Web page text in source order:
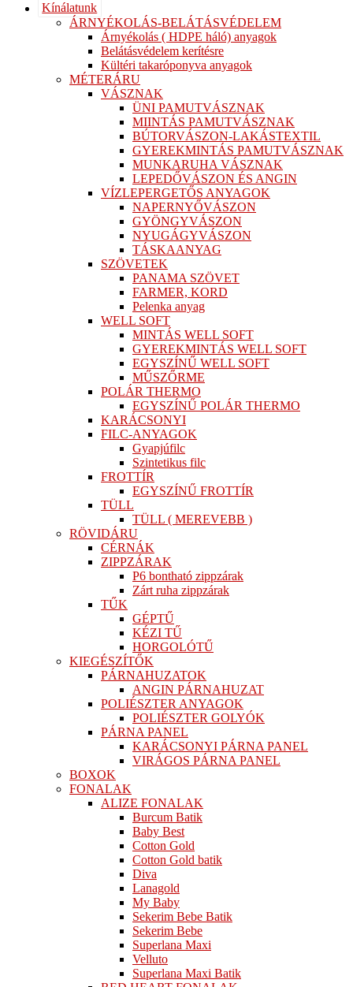
Kínálatunk
ÁRNYÉKOLÁS-BELÁTÁSVÉDELEM
Árnyékolás ( HDPE háló) anyagok
Belátásvédelem kerítésre
Kültéri takaróponyva anyagok
MÉTERÁRU
VÁSZNAK
ÜNI PAMUTVÁSZNAK
MIINTÁS PAMUTVÁSZNAK
BÚTORVÁSZON-LAKÁSTEXTIL
GYEREKMINTÁS PAMUTVÁSZNAK
MUNKARUHA VÁSZNAK
LEPEDŐVÁSZON ÉS ANGIN
VÍZLEPERGETŐS ANYAGOK
NAPERNYŐVÁSZON
GYÖNGYVÁSZON
NYUGÁGYVÁSZON
TÁSKAANYAG
SZÖVETEK
PANAMA SZÖVET
FARMER, KORD
Pelenka anyag
WELL SOFT
MINTÁS WELL SOFT
GYEREKMINTÁS WELL SOFT
EGYSZÍNŰ WELL SOFT
MŰSZŐRME
POLÁR THERMO
EGYSZÍNŰ POLÁR THERMO
KARÁCSONYI
FILC-ANYAGOK
Gyapjúfilc
Szintetikus filc
FROTTÍR
EGYSZÍNŰ FROTTÍR
TÜLL
TÜLL ( MEREVEBB )
RÖVIDÁRU
CÉRNÁK
ZIPPZÁRAK
P6 bontható zippzárak
Zárt ruha zippzárak
TŰK
GÉPTŰ
KÉZI TŰ
HORGOLÓTŰ
KIEGÉSZÍTŐK
PÁRNAHUZATOK
ANGIN PÁRNAHUZAT
POLIÉSZTER ANYAGOK
POLIÉSZTER GOLYÓK
PÁRNA PANEL
KARÁCSONYI PÁRNA PANEL
VIRÁGOS PÁRNA PANEL
BOXOK
FONALAK
ALIZE FONALAK
Burcum Batik
Baby Best
Cotton Gold
Cotton Gold batik
Diva
Lanagold
My Baby
Sekerim Bebe Batik
Sekerim Bebe
Superlana Maxi
Velluto
Superlana Maxi Batik